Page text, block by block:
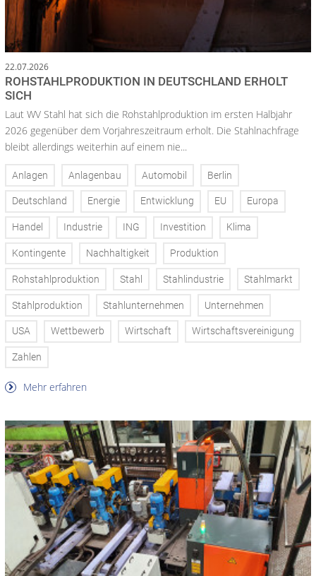
22.07.2026
ROHSTAHLPRODUKTION IN DEUTSCHLAND ERHOLT
SICH
Laut WV Stahl hat sich die Rohstahlproduktion im ersten Halbjahr
2026 gegenüber dem Vorjahreszeitraum erholt. Die Stahlnachfrage
bleibt allerdings weiterhin auf einem nie...
Anlagen Anlagenbau Automobil Berlin
Deutschland Energie Entwicklung EU Europa
Handel Industrie ING Investition Klima
Kontingente Nachhaltigkeit Produktion
Rohstahlproduktion Stahl Stahlindustrie Stahlmarkt
Stahlproduktion Stahlunternehmen Unternehmen
USA Wettbewerb Wirtschaft Wirtschaftsvereinigung
Zahlen
Mehr erfahren